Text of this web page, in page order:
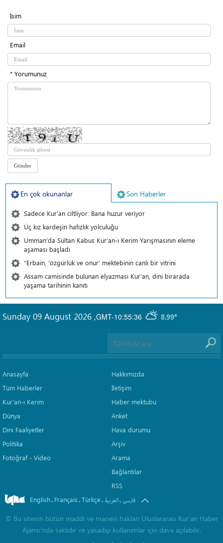
İsim
Email
* Yorumunuz
En çok okunanlar Son Haberler
Sadece Kur'an ciltliyor: Bana huzur veriyor
Üç kız kardeşin hafızlık yolculuğu
Umman’da Sultan Kabus Kur’an-ı Kerim Yarışmasının eleme
aşaması başladı
“Erbain, ‘özgürlük ve onur’ mektebinin canlı bir vitrini
Assam camisinde bulunan elyazması Kur’an, dini birarada
yaşama tarihinin kanıtı
GMT-10:55:36 8.99°
Sunday 09 August 2026 ,
Anasayfa
Tüm Haberler
Kur'an-ı Kerim
Dünya
Dini Faaliyetler
Politika
Fotoğraf - Video
Hakkımızda
İletişim
Haber mektubu
Anket
Hava durumu
Arşiv
Arama
Bağlantılar
RSS
English. Français.Türkçe. العربیة.فارسی
© Bu sitenin bütün maddi ve manevi hakları Uluslararası Kur’an Haber
Ajansı’nda saklıdır ve yasadışı kullanımlar için dava açılabilir.